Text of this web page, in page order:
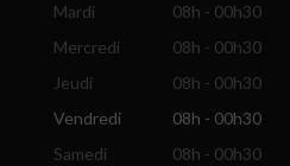
Mardi
08h - 00h30
Mercredi
08h - 00h30
Jeudi
08h - 00h30
Vendredi
08h - 00h30
Samedi
08h - 00h30